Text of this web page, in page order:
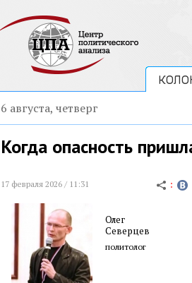
6 августа, четверг
Когда опасность
17 февраля 2026 / 11:31
Олег
Северцев
политолог